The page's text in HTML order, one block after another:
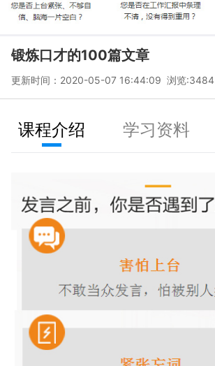
锻炼口才的100篇文章
更新时间：2020-05-07 16:44:09 浏览:3484
课程介绍 学习资料